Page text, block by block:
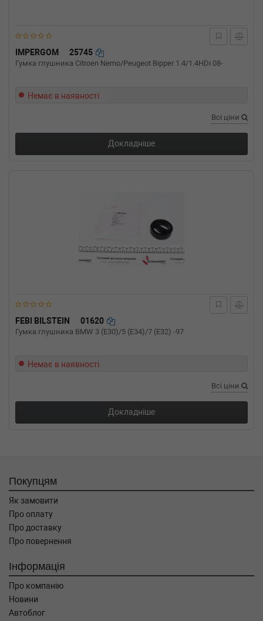
IMPERGOM 25745
Гумка глушника Citroen Nemo/Peugeot Bipper 1.4/1.4HDi 08-
Немає в наявності
Всі ціни
Докладніше
FEBI BILSTEIN 01620
Гумка глушника BMW 3 (E30)/5 (E34)/7 (E32) -97
Немає в наявності
Всі ціни
Докладніше
Покупцям
Як замовити
Про оплату
Про доставку
Про повернення
Інформація
Про компанію
Новини
Автоблог